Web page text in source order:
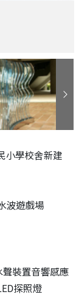
小學校舍新建
波遊戲場
聲裝置音響感應
探照燈